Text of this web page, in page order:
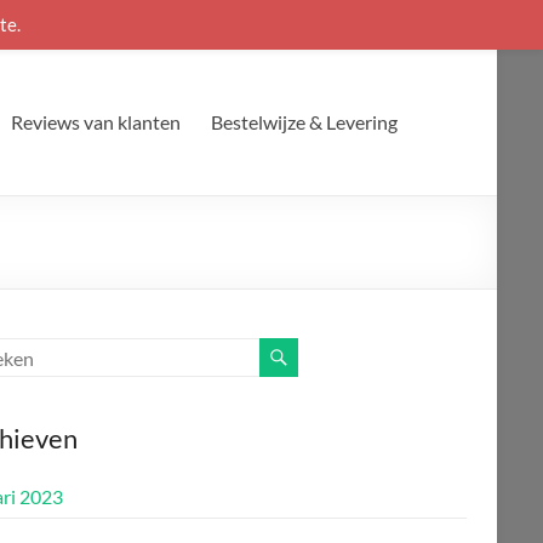
Reviews van klanten
Bestelwijze & Levering
2023